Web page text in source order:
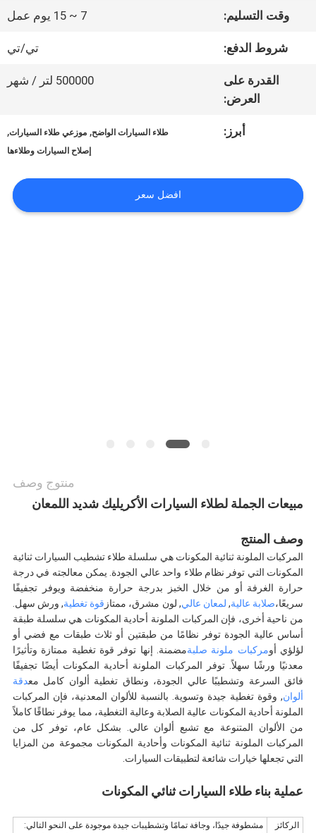
الجودة
اتصل
طلب
وقت التسليم: 7 ~ 15 يوم عمل
شروط الدفع: تي/تي
القدرة على
العرض:
500000 لتر / شهر
أبرز: طلاء السيارات الواضح, موزعي طلاء السيارات,
إصلاح السيارات وطلاءها
افضل سعر
منتوج وصف
مبيعات الجملة لطلاء السيارات الأكريليك شديد اللمعان
وصف المنتج
المركبات الملونة ثنائية المكونات هي سلسلة طلاء تشطيب السيارات ثنائية
المكونات التي توفر نظام طلاء واحد عالي الجودة. يمكن معالجته في درجة
حرارة الغرفة أو من خلال الخبز بدرجة حرارة منخفضة ويوفر تجفيفًا
سريعًا،صلابة عالية, لمعان عالي, لون مشرق، ممتاز قوة تغطية, ورش سهل.
من ناحية أخرى، فإن المركبات الملونة أحادية المكونات هي سلسلة طبقة
أساس عالية الجودة توفر نظامًا من طبقتين أو ثلاث طبقات مع فضي أو
لؤلؤي أومركبات ملونة صلبةمضمنة. إنها توفر قوة تغطية ممتازة وتأثيرًا
معدنيًا ورشًا سهلاً. توفر المركبات الملونة أحادية المكونات أيضًا تجفيفًا
فائق السرعة وتشطيبًا عالي الجودة، ونطاق تغطية ألوان كامل معدقة
ألوان, وقوة تغطية جيدة وتسوية. بالنسبة للألوان المعدنية، فإن المركبات
الملونة أحادية المكونات عالية الصلابة وعالية التغطية، مما يوفر نطاقًا كاملاً
من الألوان المتنوعة مع تشبع ألوان عالي. بشكل عام، توفر كل من
المركبات الملونة ثنائية المكونات وأحادية المكونات مجموعة من المزايا
التي تجعلها خيارات شائعة لتطبيقات السيارات.
عملية بناء طلاء السيارات ثنائي المكونات
الركائز
مشطوفة جيدًا، وجافة تمامًا وتشطيبات جيدة موجودة على النحو التالي: